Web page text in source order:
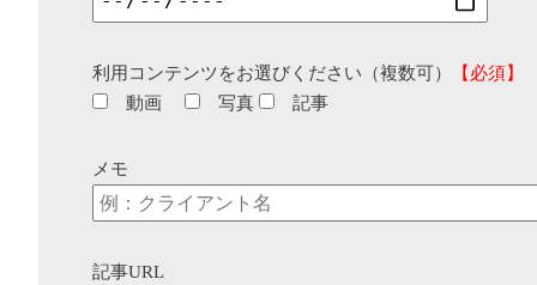
利用コンテンツをお選びください（複数可）
【必須】
動画
写真 記事
メモ
記事URL